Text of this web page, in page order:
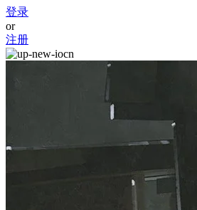
登录
or
注册